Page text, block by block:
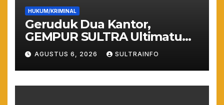
HUKUM/KRIMINAL
Geruduk Dua Kantor,
GEMPUR SULTRA Ultimatum
Keras: Lahan Puuwatu Siap
Diduduki Jika Tak Ada
Kepastian Hukum
AGUSTUS 6, 2026 SULTRAINFO